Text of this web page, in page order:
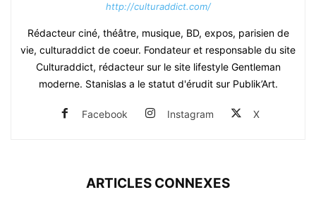
http://culturaddict.com/
Rédacteur ciné, théâtre, musique, BD, expos, parisien de
vie, culturaddict de coeur. Fondateur et responsable du site
Culturaddict, rédacteur sur le site lifestyle Gentleman
moderne. Stanislas a le statut d'érudit sur Publik’Art.
Facebook Instagram X
ARTICLES CONNEXES